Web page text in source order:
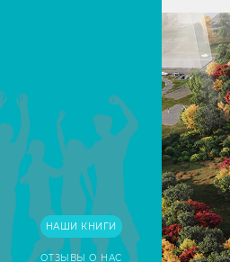
НАШИ КНИГИ
ОТЗЫВЫ О НАС